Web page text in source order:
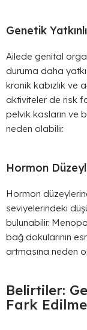
Genetik
Ailede genital
duruma daha
kronik kabızlık ve
aktiviteler de risk
pelvik kasların ve
neden olabilir.
Hormon
Hormon
seviyelerindeki
bulunabilir.
bağ dokularının
artmasına neden
Belirtiler:
Fark